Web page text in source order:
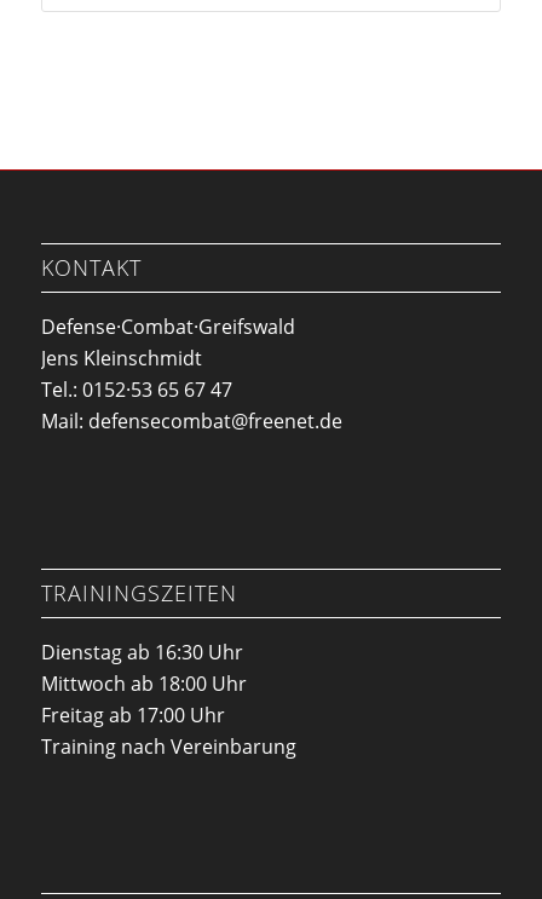
KONTAKT
Defense·Combat·Greifswald
Jens Kleinschmidt
Tel.: 0152·53 65 67 47
Mail: defensecombat@freenet.de
TRAININGSZEITEN
Dienstag ab 16:30 Uhr
Mittwoch ab 18:00 Uhr
Freitag ab 17:00 Uhr
Training nach Vereinbarung